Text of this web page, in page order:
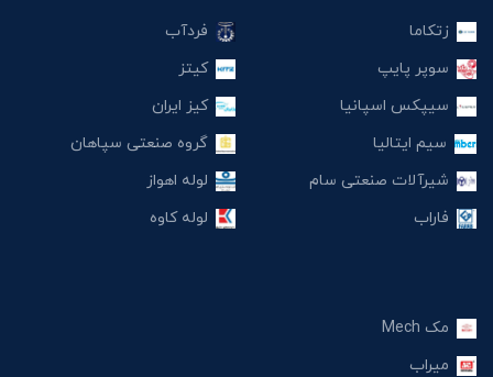
زتکاما
سوپر پایپ
سیپکس اسپانیا
سیم ایتالیا
شیرآلات صنعتی سام
فاراب
فردآب
کیتز
کیز ایران
گروه صنعتی سپاهان
لوله اهواز
لوله کاوه
مک Mech
میراب